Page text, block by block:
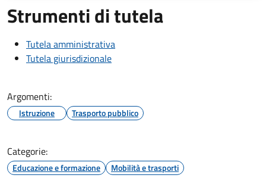
Strumenti di tutela
Tutela amministrativa
Tutela giurisdizionale
Argomenti:
Istruzione Trasporto pubblico
Categorie:
Educazione e formazione Mobilità e trasporti